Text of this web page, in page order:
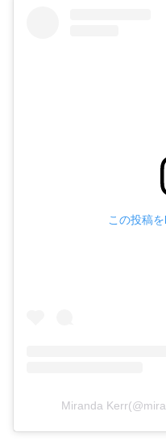
この投稿
Miranda